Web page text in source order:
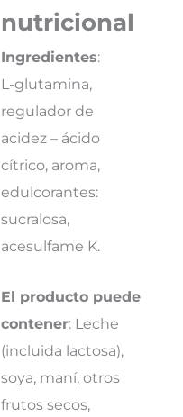
nutricional
Ingredientes:
L-glutamina,
regulador de
acidez – ácido
cítrico, aroma,
edulcorantes:
sucralosa,
acesulfame K.
El producto puede
contener: Leche
(incluida lactosa),
soya, maní, otros
frutos secos,